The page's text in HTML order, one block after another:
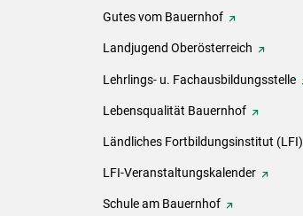
Gutes vom Bauernhof
Landjugend Oberösterreich
Lehrlings- u. Fachausbildungsstelle
Lebensqualität Bauernhof
Ländliches Fortbildungsinstitut (LFI)
LFI-Veranstaltungskalender
Schule am Bauernhof